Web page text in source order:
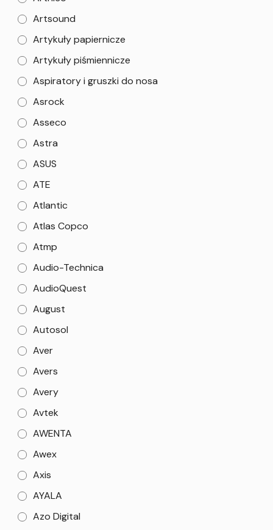
Artsound
Artykuły papiernicze
Artykuły piśmiennicze
Aspiratory i gruszki do nosa
Asrock
Asseco
Astra
ASUS
ATE
Atlantic
Atlas Copco
Atmp
Audio-Technica
AudioQuest
August
Autosol
Aver
Avers
Avery
Avtek
AWENTA
Awex
Axis
AYALA
Azo Digital